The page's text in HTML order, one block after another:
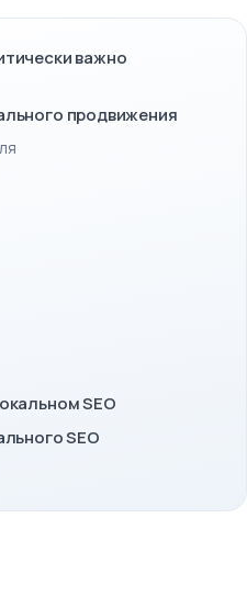
важно
продвижения
SEO
SEO